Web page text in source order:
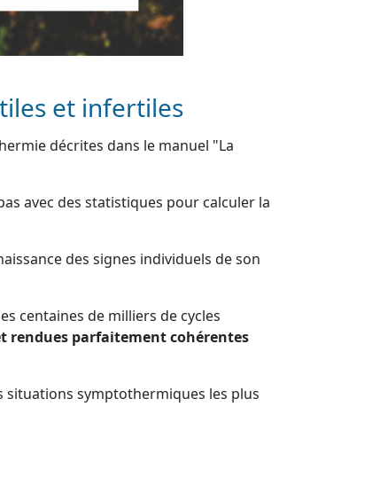
et infertiles
décrites dans le manuel "La
avec des statistiques pour calculer la
des signes individuels de son
centaines de milliers de cycles
rendues parfaitement cohérentes
situations symptothermiques les plus